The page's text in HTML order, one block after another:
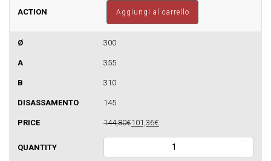
canne
fumarie
parete
quantità
Aggiungi al carrello
300
355
310
145
144,80€101,36€
regolabile